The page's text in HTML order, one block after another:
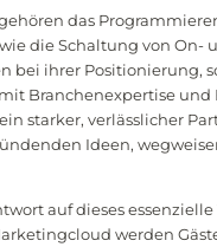
das
die Schaltung von On-
ihrer Positionierung,
Branchenexpertise
starker, verlässlicher
Ideen,
auf dieses
werden